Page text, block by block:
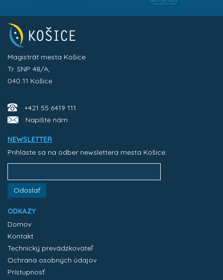
Magistrát mesta Košice
Tr. SNP 48/A,
040 11 Košice
+421 55 6419 111
Napíšte nám
NEWSLETTER
Prihláste sa na odber newslettera mesta Košice:
Odoslať
ODKAZY
Domov
Kontakt
Technický prevádzkovateľ
Ochrana osobných údajov
Prístupnosť